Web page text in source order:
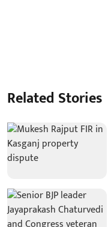
Related Stories